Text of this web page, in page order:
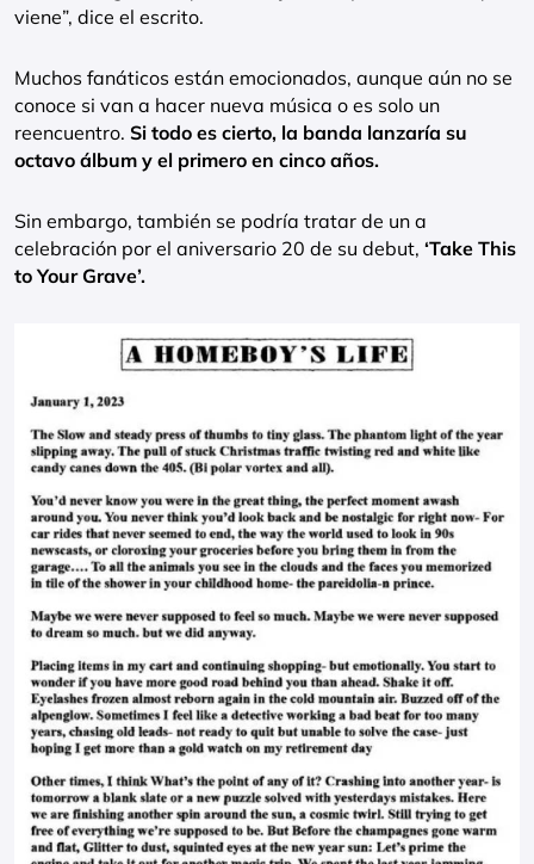
viene”, dice el escrito.
Muchos fanáticos están emocionados, aunque aún no se
conoce si van a hacer nueva música o es solo un
reencuentro. Si todo es cierto, la banda lanzaría su
octavo álbum y el primero en cinco años.
Sin embargo, también se podría tratar de un a
celebración por el aniversario 20 de su debut, ‘Take This
to Your Grave’.